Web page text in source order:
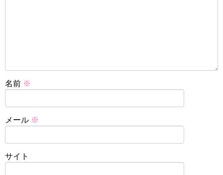
名前 ※
メール ※
サイト